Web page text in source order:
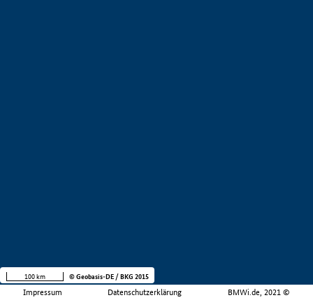
Impressum Datenschutzerklärung BMWi.de, 2021 ©
100 km © Geobasis-DE / BKG 2015